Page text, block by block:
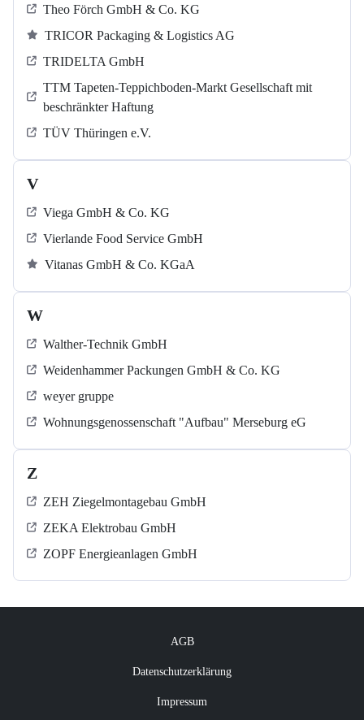
Theo Förch GmbH & Co. KG
TRICOR Packaging & Logistics AG
TRIDELTA GmbH
TTM Tapeten-Teppichboden-Markt Gesellschaft mit
beschränkter Haftung
TÜV Thüringen e.V.
V
Viega GmbH & Co. KG
Vierlande Food Service GmbH
Vitanas GmbH & Co. KGaA
W
Walther-Technik GmbH
Weidenhammer Packungen GmbH & Co. KG
weyer gruppe
Wohnungsgenossenschaft "Aufbau" Merseburg eG
Z
ZEH Ziegelmontagebau GmbH
ZEKA Elektrobau GmbH
ZOPF Energieanlagen GmbH
AGB
Datenschutzerklärung
Impressum